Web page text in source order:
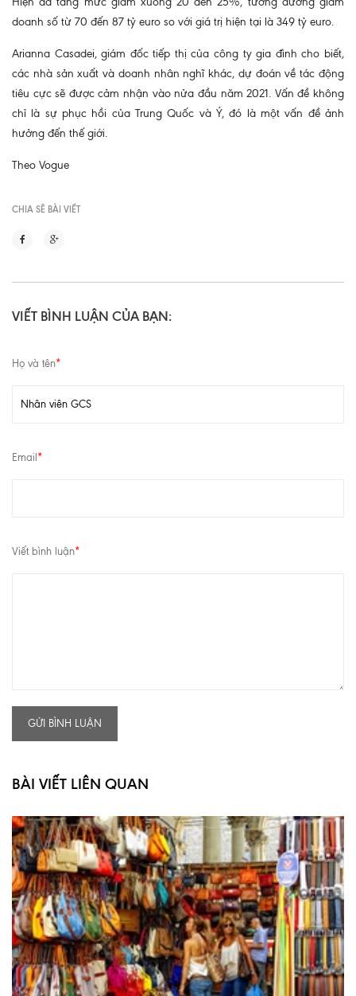
doanh số từ 70 đến 87 tỷ euro so với giá trị hiện tại là 349 tỷ euro.
Arianna Casadei, giám đốc tiếp thị của công ty gia đình cho biết,
các nhà sản xuất và doanh nhân nghĩ khác, dự đoán về tác động
tiêu cực sẽ được cảm nhận vào nửa đầu năm 2021. Vấn đề không
chỉ là sự phục hồi của Trung Quốc và Ý, đó là một vấn đề ảnh
hưởng đến thế giới.
Theo Vogue
CHIA SẼ BÀI VIẾT
VIẾT BÌNH LUẬN CỦA BẠN:
Họ và tên*
Email *
Viết bình luận*
GỬI BÌNH LUẬN
BÀI VIẾT LIÊN QUAN